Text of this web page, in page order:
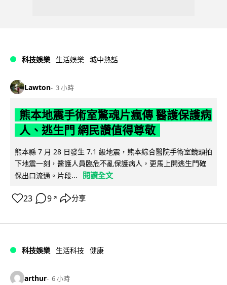
科技娛樂 生活娛樂 城中熱話
Lawton 3 小時
熊本地震手術室驚魂片瘋傳 醫護保護病
人、逃生門 網民讚值得尊敬
熊本縣 7 月 28 日發生 7.1 級地震，熊本綜合醫院手術室鏡頭拍
下地震一刻，醫護人員臨危不亂保護病人，更馬上開逃生門確
保出口流通。片段...
閱讀全文
23 9 ↗ 分享
科技娛樂 生活科技 健康
arthur 6 小時